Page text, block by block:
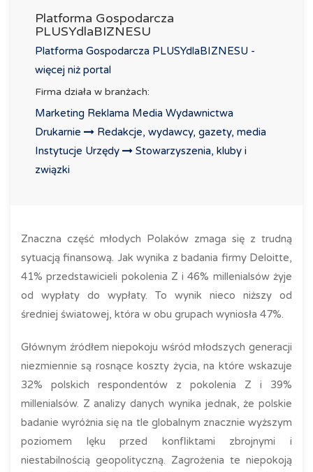
Platforma Gospodarcza
PLUSYdlaBIZNESU
Platforma Gospodarcza PLUSYdlaBIZNESU -
więcej niż portal
Firma działa w branżach:
Marketing Reklama Media Wydawnictwa
Drukarnie
Redakcje, wydawcy, gazety, media
Instytucje Urzędy
Stowarzyszenia, kluby i
związki
Znaczna część młodych Polaków zmaga się z trudną
sytuacją finansową. Jak wynika z badania firmy Deloitte,
41% przedstawicieli pokolenia Z i 46% millenialsów żyje
od wypłaty do wypłaty. To wynik nieco niższy od
średniej światowej, która w obu grupach wyniosła 47%.
Głównym źródłem niepokoju wśród młodszych generacji
niezmiennie są rosnące koszty życia, na które wskazuje
32% polskich respondentów z pokolenia Z i 39%
millenialsów. Z analizy danych wynika jednak, że polskie
badanie wyróżnia się na tle globalnym znacznie wyższym
poziomem lęku przed konfliktami zbrojnymi i
niestabilnością geopolityczną. Zagrożenia te niepokoją